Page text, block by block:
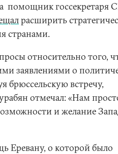
помощник
расширить
странами.
относительно того,
заявлениями о
брюссельскую встречу,
отмечал: «Нам
и желание
Еревану, о которой было